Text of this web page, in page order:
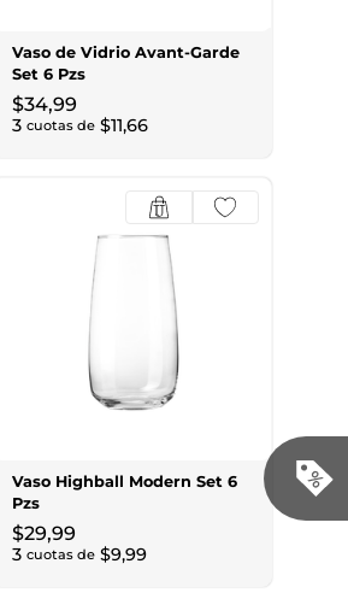
Vaso de Vidrio Avant-Garde
Set 6 Pzs
$34,99
3 cuotas de $11,66
Vaso Highball Modern Set 6
Pzs
$29,99
3 cuotas de $9,99